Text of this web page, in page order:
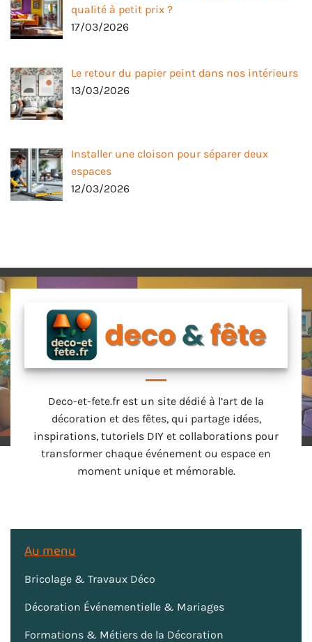
qualité à petit prix ?
17/03/2026
Le retour du papier peint dans nos intérieurs
13/03/2026
Installer une cloison pour séparer deux
espaces
12/03/2026
Deco-et-fete.fr est un site dédié à l’art de la
décoration et des fêtes, qui partage idées,
inspirations, tutoriels DIY et collaborations pour
transformer chaque événement ou espace en
moment unique et mémorable.
Au menu
Bricolage & Travaux Déco
Décoration Événementielle & Mariages
Formations & Métiers de la Décoration